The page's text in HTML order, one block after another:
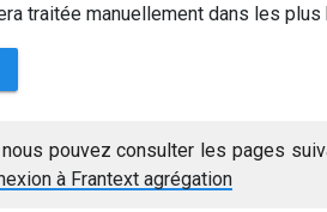
traitée manuellement dans les
pouvez consulter les pages
à Frantext agrégation